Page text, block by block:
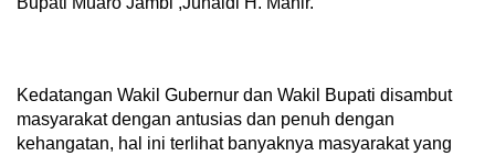
Kedatangan Wakil Gubernur dan Wakil Bupati disambut
masyarakat dengan antusias dan penuh dengan
kehangatan, hal ini terlihat banyaknya masyarakat yang